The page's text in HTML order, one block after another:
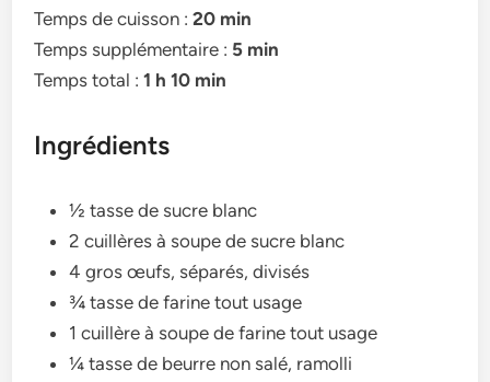
Temps de cuisson :20 min
Temps supplémentaire : 5 min
Temps total :1 h 10 min
Ingrédients
½ tasse de sucre blanc
2 cuillères à soupe de sucre blanc
4 gros œufs, séparés, divisés
¾ tasse de farine tout usage
1 cuillère à soupe de farine tout usage
¼ tasse de beurre non salé, ramolli